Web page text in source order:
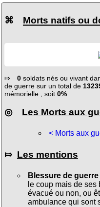
⌘ Morts natifs ou
⤇ 0soldats nés ou vivant
de guerre sur un total de
mémorielle ; soit 0%
◎ Les Morts aux
< Morts aux
⤇ Les mentions
Blessure de guerre
le coup mais de
évacué ou non, ou
ambulance qui sont